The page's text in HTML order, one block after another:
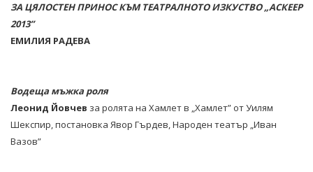
ЗА ЦЯЛОСТЕН ПРИНОС КЪМ ТЕАТРАЛНОТО ИЗКУСТВО „АСКЕЕР
2013”
ЕМИЛИЯ РАДЕВА
Водеща мъжка роля
Леонид Йовчев за ролята на Хамлет в „Хамлет” от Уилям
Шекспир, постановка Явор Гърдев, Народен театър „Иван
Вазов”